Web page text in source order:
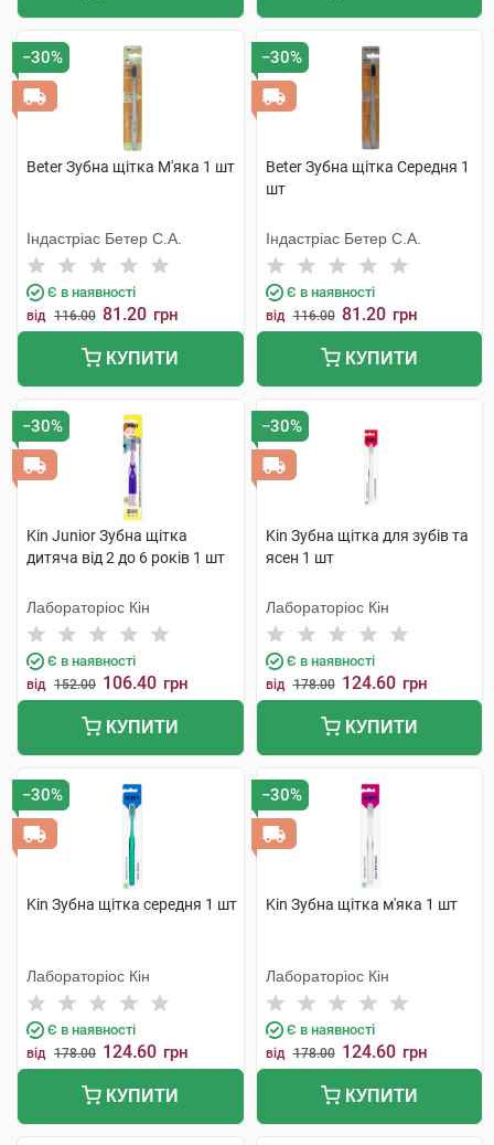
−30%
Beter Зубна щітка М'яка 1 шт
Індастріас Бетер С.А.
Є в наявності
від 116.00 81.20 грн
КУПИТИ
−30%
Beter Зубна щітка Середня 1
шт
Індастріас Бетер С.А.
Є в наявності
від 116.00 81.20 грн
КУПИТИ
−30%
Kin Junior Зубна щітка
дитяча від 2 до 6 років 1 шт
Лабораторіос Кін
Є в наявності
від 152.00 106.40 грн
КУПИТИ
−30%
Kin Зубна щітка для зубів та
ясен 1 шт
Лабораторіос Кін
Є в наявності
від 178.00 124.60 грн
КУПИТИ
−30%
Kin Зубна щітка середня 1 шт
Лабораторіос Кін
Є в наявності
від 178.00 124.60 грн
КУПИТИ
−30%
Kin Зубна щітка м'яка 1 шт
Лабораторіос Кін
Є в наявності
від 178.00 124.60 грн
КУПИТИ